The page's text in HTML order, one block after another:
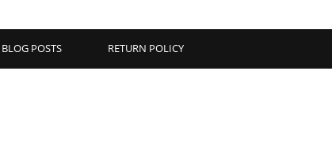
BLOG POSTS RETURN POLICY